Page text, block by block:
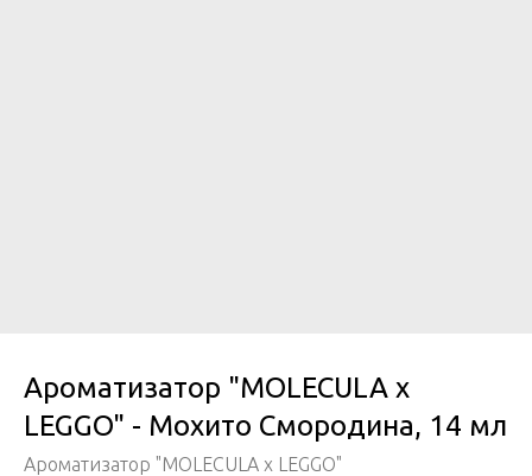
Ароматизатор "MOLECULA x
LEGGO" - Мохито Смородина, 14 мл
Ароматизатор "MOLECULA x LEGGO"